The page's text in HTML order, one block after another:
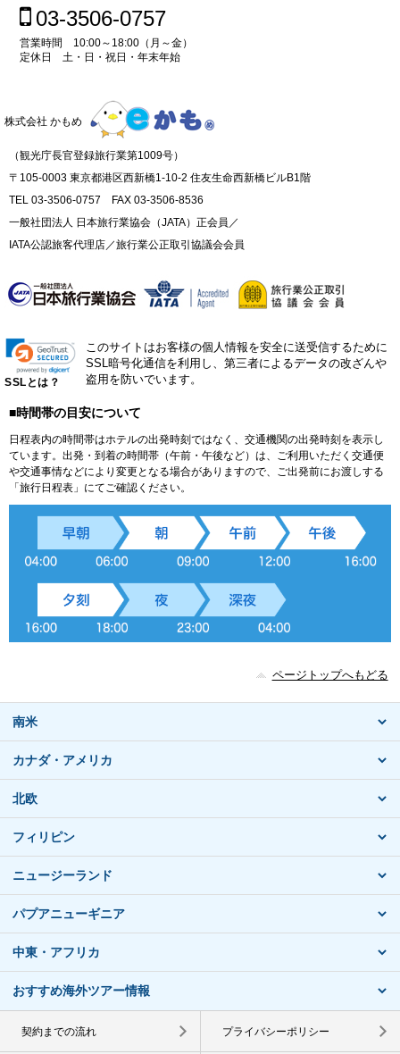
03-3506-0757
営業時間 10:00～18:00（月～金）
定休日 土・日・祝日・年末年始
株式会社 かもめ
（観光庁長官登録旅行業第1009号）
〒105-0003 東京都港区西新橋1-10-2 住友生命西新橋ビルB1階
TEL 03-3506-0757 FAX 03-3506-8536
一般社団法人 日本旅行業協会（JATA）正会員／
IATA公認旅客代理店／旅行業公正取引協議会会員
SSLとは？
このサイトはお客様の個人情報を安全に送受信するために
SSL暗号化通信を利用し、第三者によるデータの改ざんや
盗用を防いでいます。
■時間帯の目安について
日程表内の時間帯はホテルの出発時刻ではなく、交通機関の出発時刻を表示し
ています。出発・到着の時間帯（午前・午後など）は、ご利用いただく交通便
や交通事情などにより変更となる場合がありますので、ご出発前にお渡しする
「旅行日程表」にてご確認ください。
ページトップへもどる
南米
カナダ・アメリカ
北欧
フィリピン
ニュージーランド
パプアニューギニア
中東・アフリカ
おすすめ海外ツアー情報
契約までの流れ プライバシーポリシー